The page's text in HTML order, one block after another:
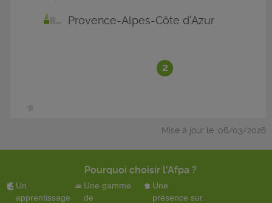
2
Provence-Alpes-Côte d'Azur
Mise à jour le :06/03/2026
Pourquoi choisir l'Afpa ?
Un
apprentissage
Une gamme
de
Une
présence sur